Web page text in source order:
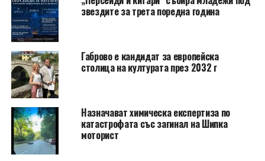
звездите за трета поредна година
Габрово е кандидат за европейска
столица на културата през 2032 г
Назначават химическа експертиза по
катастрофата със загинал на Шипка
моторист